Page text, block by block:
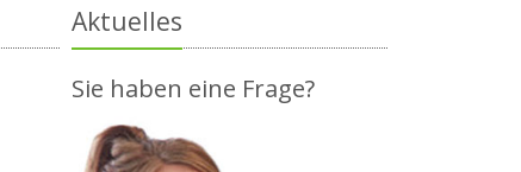
Aktuelles
Sie haben eine Frage?